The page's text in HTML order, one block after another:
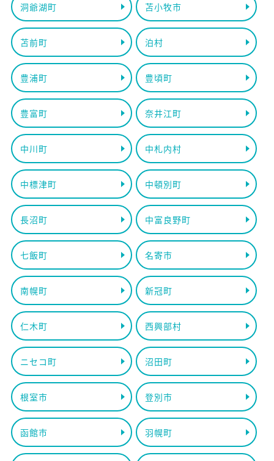
洞爺湖町 苫小牧市
苫前町 泊村
豊浦町 豊頃町
豊富町 奈井江町
中川町 中札内村
中標津町 中頓別町
長沼町 中富良野町
七飯町 名寄市
南幌町 新冠町
仁木町 西興部村
ニセコ町 沼田町
根室市 登別市
函館市 羽幌町